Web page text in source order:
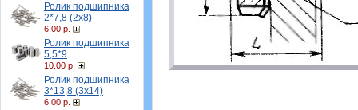
Ролик подшипника
2*7,8 (2х8)
6.00 р.
Ролик подшипника
5,5*9
10.00 р.
Ролик подшипника
3*13,8 (3х14)
6.00 р.